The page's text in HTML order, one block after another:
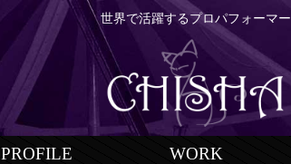
世界で活躍するプロパフォーマー
PROFILE WORK